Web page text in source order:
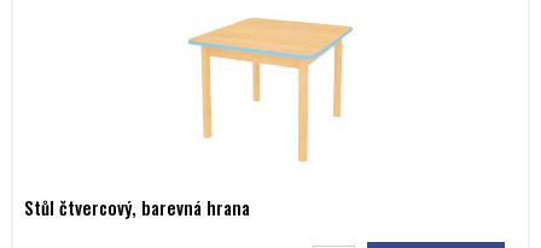
Stůl čtvercový, barevná hrana